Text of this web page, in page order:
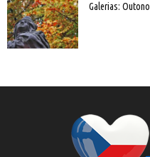
Galerias: Outono